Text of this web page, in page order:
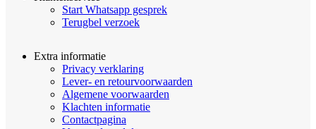
Start Whatsapp gesprek
Terugbel verzoek
Extra informatie
Privacy verklaring
Lever- en retourvoorwaarden
Algemene voorwaarden
Klachten informatie
Contactpagina